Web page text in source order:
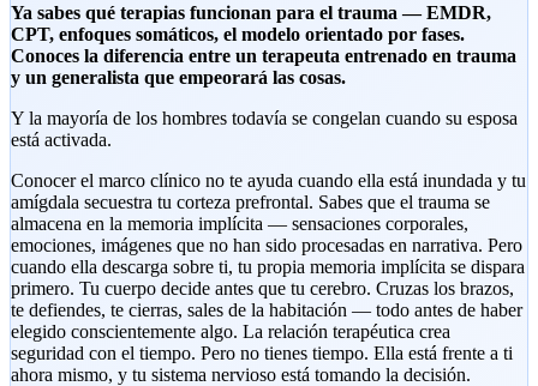
Ya sabes qué terapias funcionan para el trauma — EMDR,
CPT, enfoques somáticos, el modelo orientado por fases.
Conoces la diferencia entre un terapeuta entrenado en trauma
y un generalista que empeorará las cosas.
Y la mayoría de los hombres todavía se congelan cuando su esposa
está activada.
Conocer el marco clínico no te ayuda cuando ella está inundada y tu
amígdala secuestra tu corteza prefrontal. Sabes que el trauma se
almacena en la memoria implícita — sensaciones corporales,
emociones, imágenes que no han sido procesadas en narrativa. Pero
cuando ella descarga sobre ti, tu propia memoria implícita se dispara
primero. Tu cuerpo decide antes que tu cerebro. Cruzas los brazos,
te defiendes, te cierras, sales de la habitación — todo antes de haber
elegido conscientemente algo. La relación terapéutica crea
seguridad con el tiempo. Pero no tienes tiempo. Ella está frente a ti
ahora mismo, y tu sistema nervioso está tomando la decisión.